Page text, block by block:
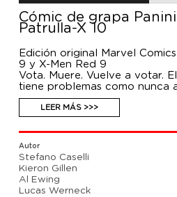
Cómic de grapa
Patrulla-X 10
Edición original Marvel
9 y X-Men Red 9
Vota. Muere. Vuelve a votar.
tiene problemas como nunca
Mientras, en Arakko, Abigail
desafío final. Cable está
secretos que le han ocultado.
todos todavía permanece
Mancha Solar. Y no lo verás
LEER MÁS >>>
Autor
Stefano Caselli
Kieron Gillen
Al Ewing
Lucas Werneck